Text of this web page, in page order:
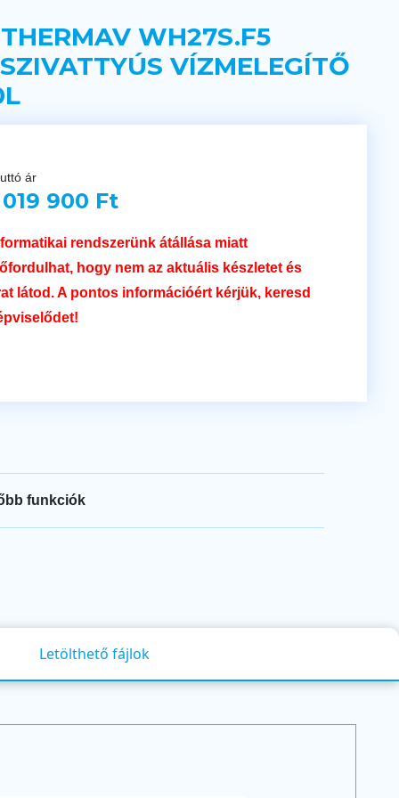
WH27S.F5
VÍZMELEGÍTŐ
ár
019 900 Ft
rendszerünk átállása miatt
hogy nem az aktuális készletet és
látod. A pontos információért kérjük, keresd
funkciók
Letölthető fájlok